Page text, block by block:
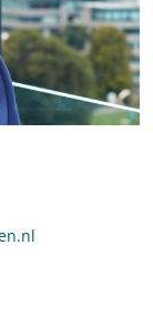
Bootsma